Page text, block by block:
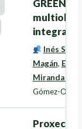
Inés
Magán,
Miranda
Gómez-
Proxectos